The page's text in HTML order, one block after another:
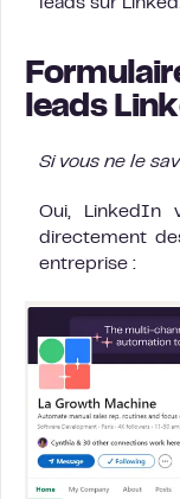
leads sur
leads
Si vous ne le
Oui, LinkedIn
directement
entreprise :